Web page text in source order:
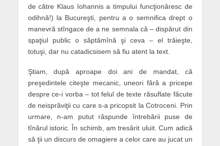
de către Klaus Iohannis a timpului funcţionăresc de
odihnă!) la Bucureşti, pentru a o semnifica drept o
manevră stîngace de a ne semnala că – dispărut din
spaţiul public o săptămînă şi ceva – el trăieşte,
totuşi, dar nu catadicsisem să fiu atent la text.
Ştiam, după aproape doi ani de mandat, că
preşedintele citeşte mecanic, uneori fără a pricepe
despre ce-i vorba – tot felul de texte răsuflate făcute
de neisprăviţii cu care s-a pricopsit la Cotroceni. Prin
urmare, n-am putut răspunde întrebării puse de
tînărul istoric. În schimb, am tresărit uluit. Cum adică
să ţii un discurs de omagiere a celor care au jucat un